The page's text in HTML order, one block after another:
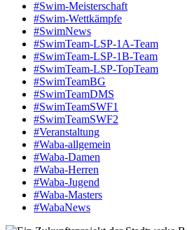
#Swim-Meister­schaft
#Swim-Wett­kämpfe
#SwimNews
#SwimTeam-LSP-1A-Team
#SwimTeam-LSP-1B-Team
#SwimTeam-LSP-TopTeam
#SwimTeamBG
#SwimTeamDMS
#SwimTeamSWF1
#SwimTeamSWF2
#Veranstaltung
#Waba-allgemein
#Waba-Damen
#Waba-Herren
#Waba-Jugend
#Waba-Masters
#WabaNews